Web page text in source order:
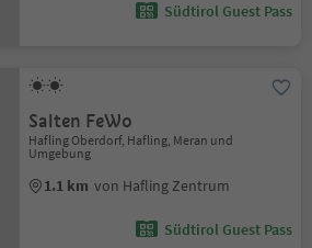
Südtirol Guest Pass
Salten FeWo
Hafling Oberdorf, Hafling, Meran und
Umgebung
1.1 km von Hafling Zentrum
Südtirol Guest Pass